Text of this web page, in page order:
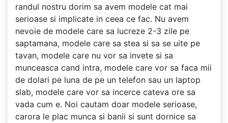
randul nostru dorim sa avem modele cat mai
serioase si implicate in ceea ce fac. Nu avem
nevoie de modele care sa lucreze 2-3 zile pe
saptamana, modele care sa stea si sa se uite pe
tavan, modele care nu vor sa invete si sa
munceasca cand intra, modele care vor sa faca mii
de dolari pe luna de pe un telefon sau un laptop
slab, modele care vor sa incerce cateva ore sa
vada cum e. Noi cautam doar modele serioase,
carora le plac munca si banii si sunt dornice sa